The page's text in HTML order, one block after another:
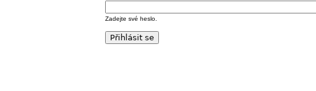
Zadejte své heslo.